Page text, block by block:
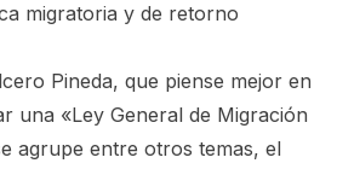
migratoria y de retorno
Pineda, que piense mejor en
una «Ley General de Migración
agrupe entre otros temas, el